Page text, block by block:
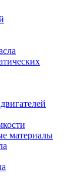
материалы